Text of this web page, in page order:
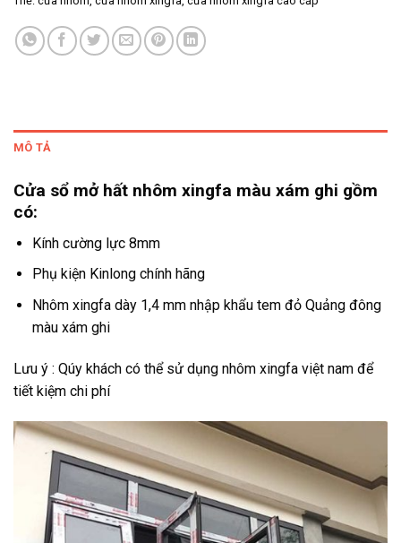
MÔ TẢ
Cửa sổ mở hất nhôm xingfa màu xám ghi gồm
có:
Kính cường lực 8mm
Phụ kiện Kinlong chính hãng
Nhôm xingfa dày 1,4 mm nhập khẩu tem đỏ Quảng đông
màu xám ghi
Lưu ý : Qúy khách có thể sử dụng nhôm xingfa việt nam để
tiết kiệm chi phí